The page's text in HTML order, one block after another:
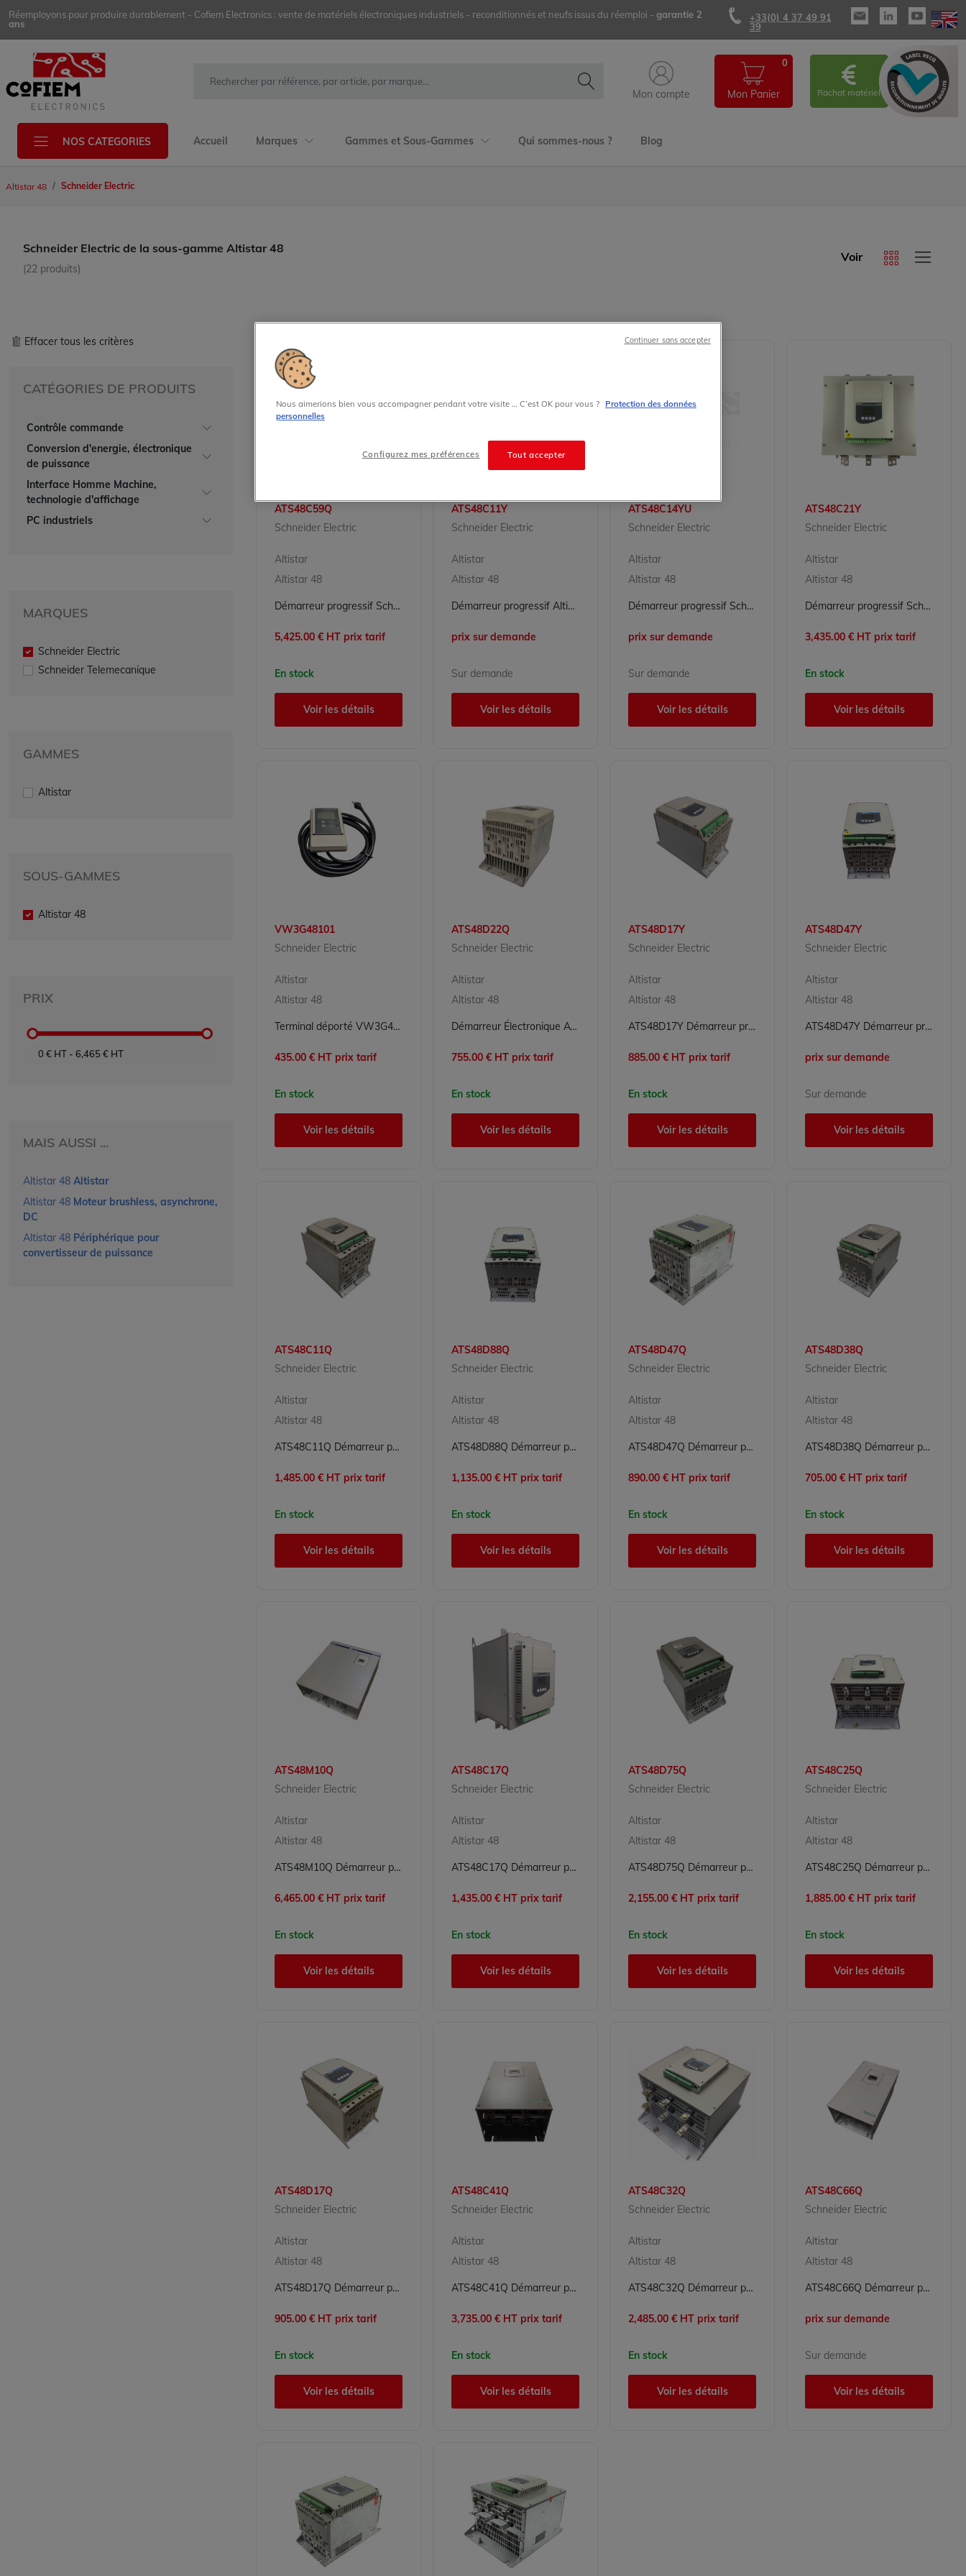
Réemployons pour produire durablement - Cofiem Electronics : vente de matériels électroniques industriels - reconditionnés et neufs issus du réemploi - garantie 2
ans
+33(0) 4 37 49 91
39
Mon compte Mon Panier
0
Rachat matériel
NOS CATEGORIES Accueil Marques Gammes et Sous-Gammes Qui sommes-nous ? Blog
Altistar 48 Schneider Electric
Schneider Electric de la sous-gamme Altistar 48
(22 produits)
Voir
Effacer tous les critères
CATÉGORIES DE PRODUITS
Contrôle commande
Conversion d'energie, électronique
de puissance
Interface Homme Machine,
technologie d'affichage
PC industriels
MARQUES
Schneider Electric
Schneider Telemecanique
GAMMES
Altistar
SOUS-GAMMES
Altistar 48
PRIX
0 € HT - 6,465 € HT
MAIS AUSSI ...
Altistar 48 Altistar
Altistar 48 Moteur brushless, asynchrone,
DC
Altistar 48 Périphérique pour
convertisseur de puissance
ATS48C59Q
Schneider Electric
Altistar
Altistar 48
Démarreur progressif Schneider Electric Altistart 48 ATS48C59Q - 560A 230-415V 132-400kW
5,425.00 € HT prix tarif
En stock
Voir les détails
ATS48C11Y
Schneider Electric
Altistar
Altistar 48
Démarreur progressif Altistart 48 - Schneider Electric ATS48C11Y - 110A - 208..690V - 22..90kW
prix sur demande
Sur demande
Voir les détails
ATS48C14YU
Schneider Electric
Altistar
Altistar 48
Démarreur progressif Schneider Electric Altistart 48 ATS48C14YU - 140A - 208-690V
prix sur demande
Sur demande
Voir les détails
ATS48C21Y
Schneider Electric
Altistar
Altistar 48
Démarreur progressif Schneider Electric ATS48C21Y 210A 230-440V
3,435.00 € HT prix tarif
En stock
Voir les détails
VW3G48101
Schneider Electric
Altistar
Altistar 48
Terminal déporté VW3G48101 pour démarreur ATS48 - Schneider Electric
435.00 € HT prix tarif
En stock
Voir les détails
ATS48D22Q
Schneider Electric
Altistar
Altistar 48
Démarreur Électronique ATS48D22Q de Schneider Electric pour Moteurs Asynchrones
755.00 € HT prix tarif
En stock
Voir les détails
ATS48D17Y
Schneider Electric
Altistar
Altistar 48
ATS48D17Y Démarreur progressif Altistar Schneider Electric
885.00 € HT prix tarif
En stock
Voir les détails
ATS48D47Y
Schneider Electric
Altistar
Altistar 48
ATS48D47Y Démarreur progressif Altistar Schneider Electric
prix sur demande
Sur demande
Voir les détails
ATS48C11Q
Schneider Electric
Altistar
Altistar 48
ATS48C11Q Démarreur progressif Altistar Schneider Electric
1,485.00 € HT prix tarif
En stock
Voir les détails
ATS48D88Q
Schneider Electric
Altistar
Altistar 48
ATS48D88Q Démarreur progressif Altistar Schneider Electric
1,135.00 € HT prix tarif
En stock
Voir les détails
ATS48D47Q
Schneider Electric
Altistar
Altistar 48
ATS48D47Q Démarreur progressif Altistar Schneider Electric
890.00 € HT prix tarif
En stock
Voir les détails
ATS48D38Q
Schneider Electric
Altistar
Altistar 48
ATS48D38Q Démarreur progressif Altistar Schneider Electric
705.00 € HT prix tarif
En stock
Voir les détails
ATS48M10Q
Schneider Electric
Altistar
Altistar 48
ATS48M10Q Démarreur progressif Altistar Schneider Electric
6,465.00 € HT prix tarif
En stock
Voir les détails
ATS48C17Q
Schneider Electric
Altistar
Altistar 48
ATS48C17Q Démarreur progressif Altistar Schneider Electric
1,435.00 € HT prix tarif
En stock
Voir les détails
ATS48D75Q
Schneider Electric
Altistar
Altistar 48
ATS48D75Q Démarreur progressif Altistar Schneider Electric
2,155.00 € HT prix tarif
En stock
Voir les détails
ATS48C25Q
Schneider Electric
Altistar
Altistar 48
ATS48C25Q Démarreur progressif Altistar Schneider Electric
1,885.00 € HT prix tarif
En stock
Voir les détails
ATS48D17Q
Schneider Electric
Altistar
Altistar 48
ATS48D17Q Démarreur progressif Altistar Schneider Electric
905.00 € HT prix tarif
En stock
Voir les détails
ATS48C41Q
Schneider Electric
Altistar
Altistar 48
ATS48C41Q Démarreur progressif Altistar Schneider Electric
3,735.00 € HT prix tarif
En stock
Voir les détails
ATS48C32Q
Schneider Electric
Altistar
Altistar 48
ATS48C32Q Démarreur progressif Altistar Schneider Electric
2,485.00 € HT prix tarif
En stock
Voir les détails
ATS48C66Q
Schneider Electric
Altistar
Altistar 48
ATS48C66Q Démarreur progressif Altistar Schneider Electric
prix sur demande
Sur demande
Voir les détails
Nous aimerions bien vous accompagner pendant votre visite … C’est OK pour vous ? Protection des données
personnelles
Tout accepter
Configurez mes préférences
Continuer sans accepter